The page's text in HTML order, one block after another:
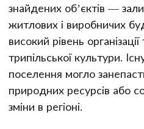
знайдених об’єктів —
житлових і виробничих
високий рівень
трипільської культури.
поселення могло
природних ресурсів або
зміни в регіоні.